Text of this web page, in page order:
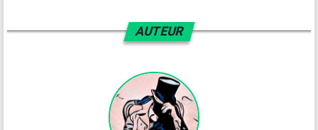
AUTEUR